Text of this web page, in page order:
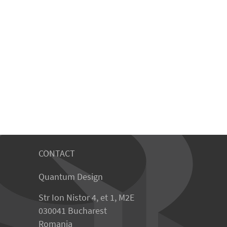
CONTACT
Quantum Design
Str Ion Nistor 4, et 1, M2E
030041 Bucharest
Romania